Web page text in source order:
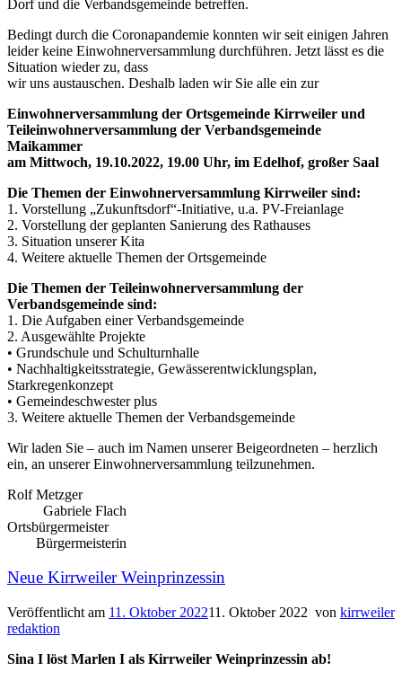
Dorf und die Verbandsgemeinde betreffen.
Bedingt durch die Coronapandemie konnten wir seit einigen Jahren
leider keine Einwohnerversammlung durchführen. Jetzt lässt es die
Situation wieder zu, dass
wir uns austauschen. Deshalb laden wir Sie alle ein zur
Einwohnerversammlung der Ortsgemeinde Kirrweiler und
Teileinwohnerversammlung der Verbandsgemeinde
Maikammer
am Mittwoch, 19.10.2022, 19.00 Uhr, im Edelhof, großer Saal
Die Themen der Einwohnerversammlung Kirrweiler sind:
1. Vorstellung „Zukunftsdorf“-Initiative, u.a. PV-Freianlage
2. Vorstellung der geplanten Sanierung des Rathauses
3. Situation unserer Kita
4. Weitere aktuelle Themen der Ortsgemeinde
Die Themen der Teileinwohnerversammlung der
Verbandsgemeinde sind:
1. Die Aufgaben einer Verbandsgemeinde
2. Ausgewählte Projekte
• Grundschule und Schulturnhalle
• Nachhaltigkeitsstrategie, Gewässerentwicklungsplan,
Starkregenkonzept
• Gemeindeschwester plus
3. Weitere aktuelle Themen der Verbandsgemeinde
Wir laden Sie – auch im Namen unserer Beigeordneten – herzlich
ein, an unserer Einwohnerversammlung teilzunehmen.
Rolf Metzger
Gabriele Flach
Ortsbürgermeister
Bürgermeisterin
Neue Kirrweiler Weinprinzessin
Veröffentlicht am 11. Oktober 202211. Oktober 2022 von kirrweiler
redaktion
Sina I löst Marlen I als Kirrweiler Weinprinzessin ab!